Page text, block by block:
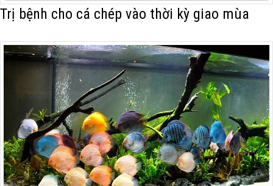
Trị bệnh cho cá chép vào thời kỳ giao mùa